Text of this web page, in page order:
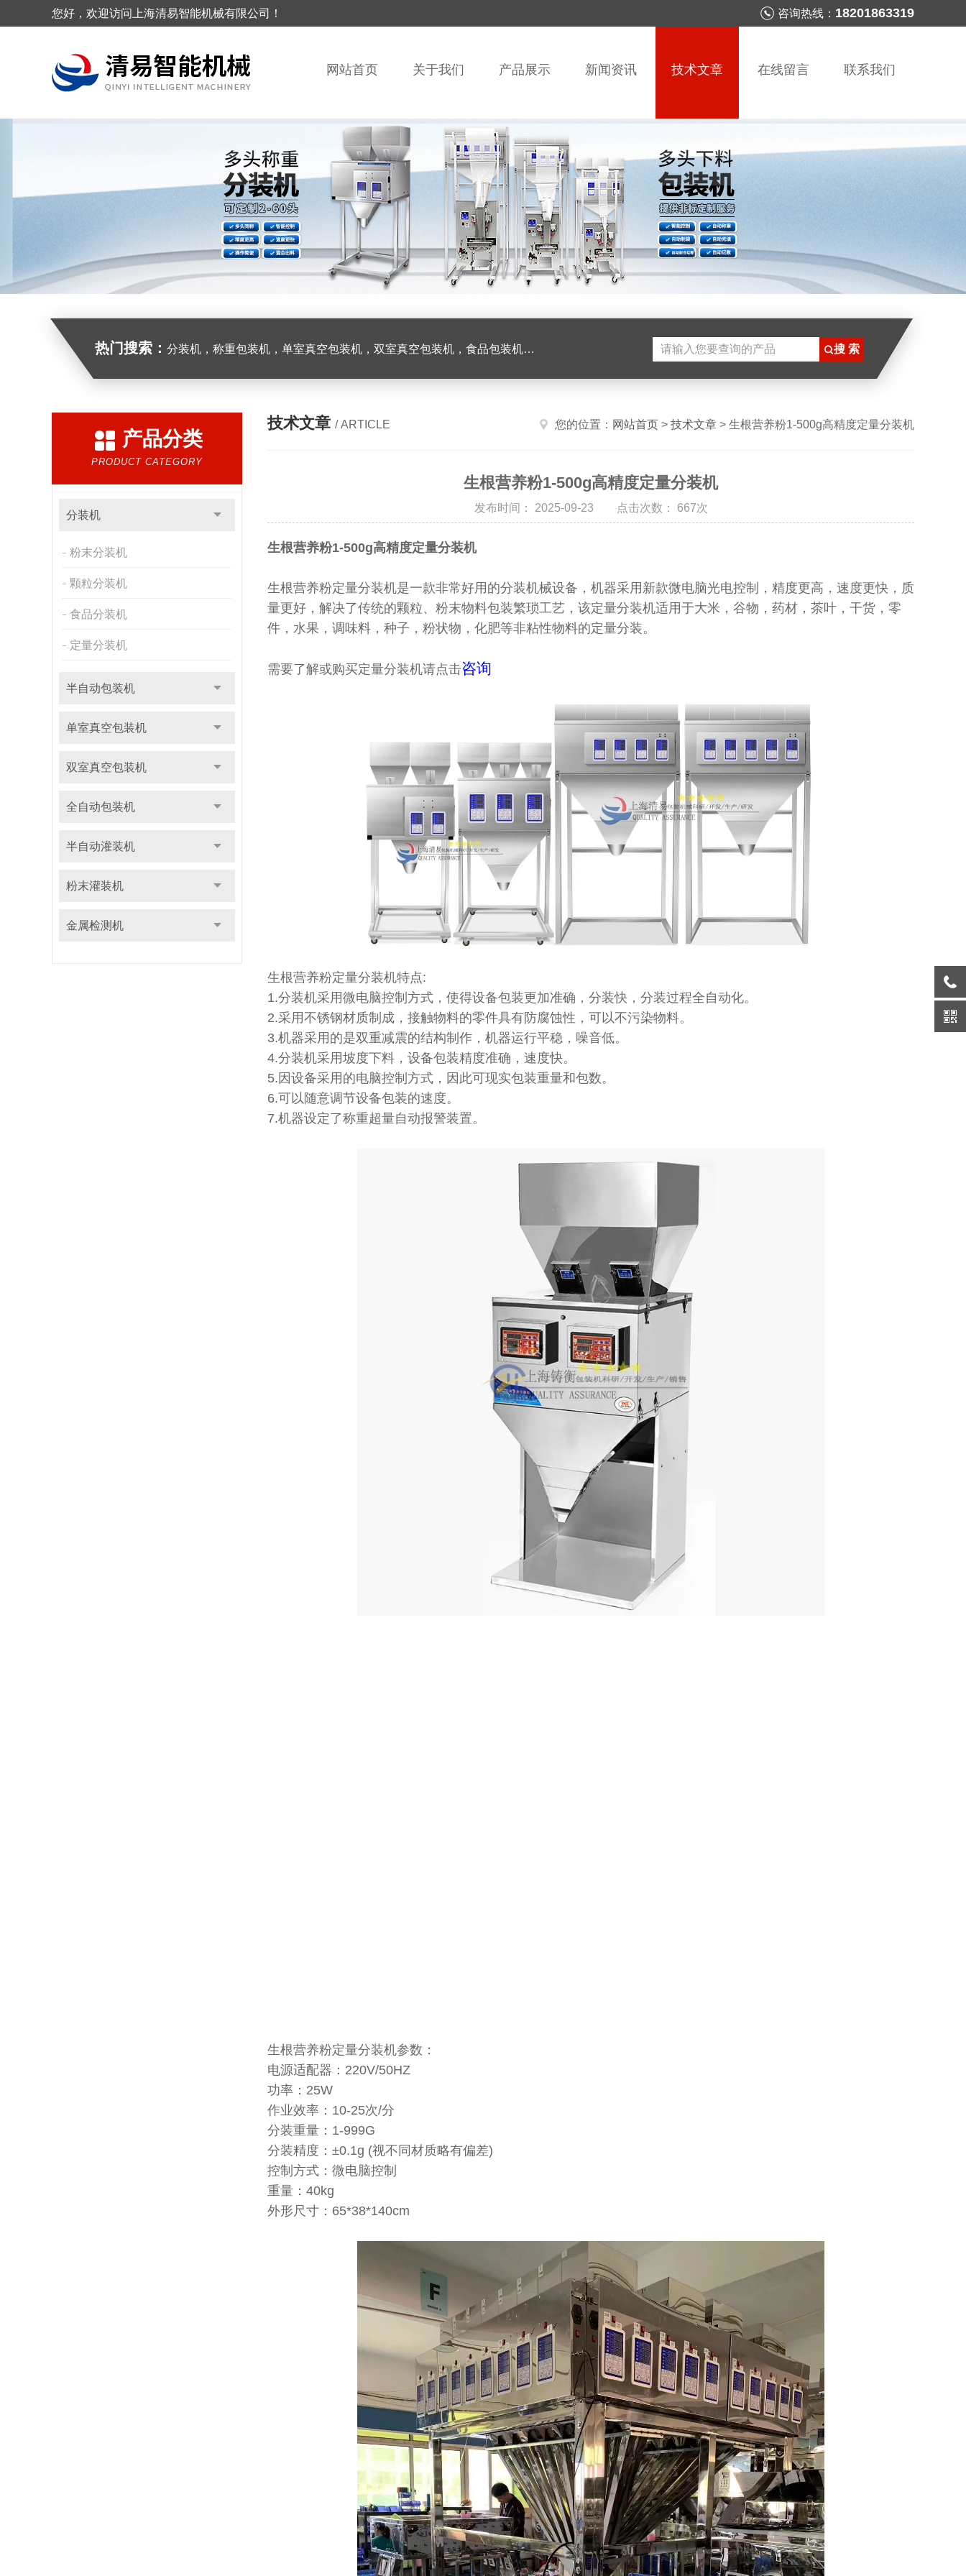
您好，欢迎访问上海清易智能机械有限公司！ 咨询热线： 18201863319
网站首页 关于我们 产品展示 新闻资讯 技术文章 在线留言 联系我们
热门搜索： 分装机，称重包装机，单室真空包装机，双室真空包装机，食品包装机，半自动灌装机
产品分类
PRODUCT CATEGORY
分装机
粉末分装机
颗粒分装机
食品分装机
定量分装机
半自动包装机
单室真空包装机
双室真空包装机
全自动包装机
半自动灌装机
粉末灌装机
金属检测机
技术文章 / ARTICLE 您的位置： 网站首页 > 技术文章 > 生根营养粉1-500g高精度定量分装机
生根营养粉1-500g高精度定量分装机
发布时间： 2025-09-23 点击次数： 667次
生根营养粉1-500g高精度定量分装机
生根营养粉定量分装机是一款非常好用的分装机械设备，机器采用新款微电脑光电控制，精度更高，速度更快，质
量更好，解决了传统的颗粒、粉末物料包装繁琐工艺，该定量分装机适用于大米，谷物，药材，茶叶，干货，零
件，水果，调味料，种子，粉状物，化肥等非粘性物料的定量分装。
需要了解或购买定量分装机请点击咨询
生根营养粉定量分装机特点:
1.分装机采用微电脑控制方式，使得设备包装更加准确，分装快，分装过程全自动化。
2.采用不锈钢材质制成，接触物料的零件具有防腐蚀性，可以不污染物料。
3.机器采用的是双重减震的结构制作，机器运行平稳，噪音低。
4.分装机采用坡度下料，设备包装精度准确，速度快。
5.因设备采用的电脑控制方式，因此可现实包装重量和包数。
6.可以随意调节设备包装的速度。
7.机器设定了称重超量自动报警装置。
生根营养粉定量分装机参数：
电源适配器：220V/50HZ
功率：25W
作业效率：10-25次/分
分装重量：1-999G
分装精度：±0.1g (视不同材质略有偏差)
控制方式：微电脑控制
重量：40kg
外形尺寸：65*38*140cm